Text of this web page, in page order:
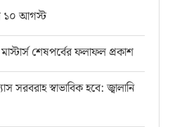
১০ আগস্ট
শেষপর্বের ফলাফল প্রকাশ
সরবরাহ স্বাভাবিক হবে: জ্বালানি